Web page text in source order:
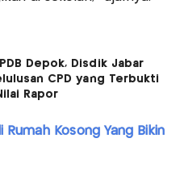
Depok, Disdik Jabar
CPD yang Terbukti
Rapor
Rumah Kosong Yang Bikin